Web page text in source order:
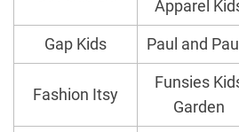
Apparel
Gap Kids Paul and
Fashion Itsy
Funsies
Garden